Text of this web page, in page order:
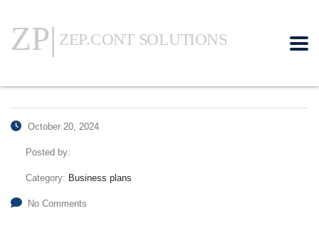
October 20, 2024
Posted by:
Category: Business plans
No Comments